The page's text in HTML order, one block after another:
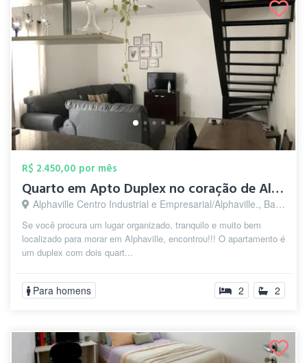
R$ 2.450,00 por mês
Quarto em Apto Duplex no coração de Alph...
Alphaville Centro Industrial e Empresarial/Alphaville., Barueri - SP
Se você procura um lugar organizado, tranquilo e muito bem
localizado para morar em Alphaville, encontrou!!! O apartamento é
um duplex com dois quart...
Para homens 2 2